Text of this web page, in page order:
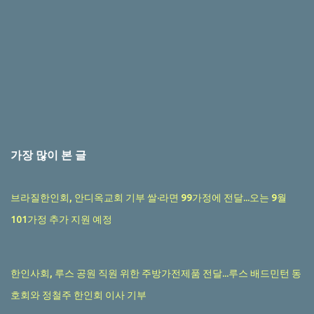
가장 많이 본 글
브라질한인회, 안디옥교회 기부 쌀·라면 99가정에 전달...오는 9월
101가정 추가 지원 예정
한인사회, 루스 공원 직원 위한 주방가전제품 전달...루스 배드민턴 동
호회와 정철주 한인회 이사 기부